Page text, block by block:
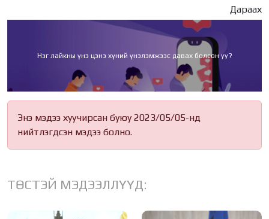
Дараах
Нэг лайкны үнэ цэнэ хүний үнэлэмжээс давах болсон уу?
Энэ мэдээ хуучирсан буюу 2023/05/05-нд
нийтлэгдсэн мэдээ болно.
ТӨСТЭЙ МЭДЭЭЛЛҮҮД: